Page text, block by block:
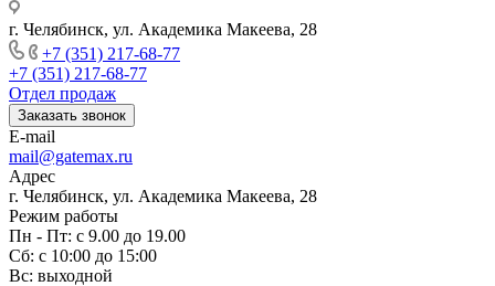
г. Челябинск, ул. Академика Макеева, 28
+7 (351) 217-68-77
+7 (351) 217-68-77
Отдел продаж
Заказать звонок
E-mail
mail@gatemax.ru
Адрес
г. Челябинск, ул. Академика Макеева, 28
Режим работы
Пн - Пт: с 9.00 до 19.00
Сб: с 10:00 до 15:00
Вс: выходной